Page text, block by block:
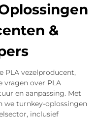
&
PLA vezelproducent,
vragen over PLA
en aanpassing. Met
we turnkey-oplossingen
inclusief